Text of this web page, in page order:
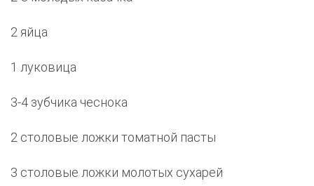
2 яйца
1 луковица
3-4 зубчика чеснока
2 столовые ложки томатной пасты
3 столовые ложки молотых сухарей